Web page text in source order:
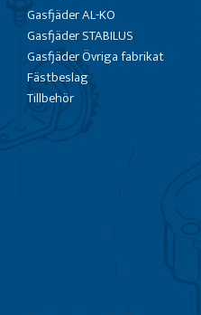
Gasfjäder AL-KO
Gasfjäder STABILUS
Gasfjäder Övriga fabrikat
Fästbeslag
Tillbehör